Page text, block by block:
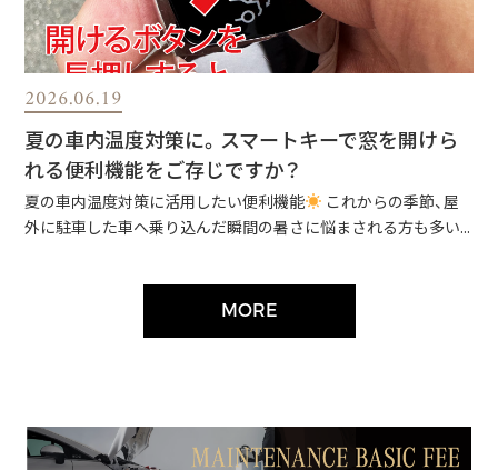
2026.06.19
夏の車内温度対策に。スマートキーで窓を開けら
れる便利機能をご存じですか？
夏の車内温度対策に活用したい便利機能
これからの季節、屋
外に駐車した車へ乗り込んだ瞬間の暑さに悩まされる方も多い...
MORE